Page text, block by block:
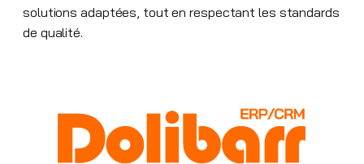
solutions adaptées, tout en respectant les standards
de qualité.